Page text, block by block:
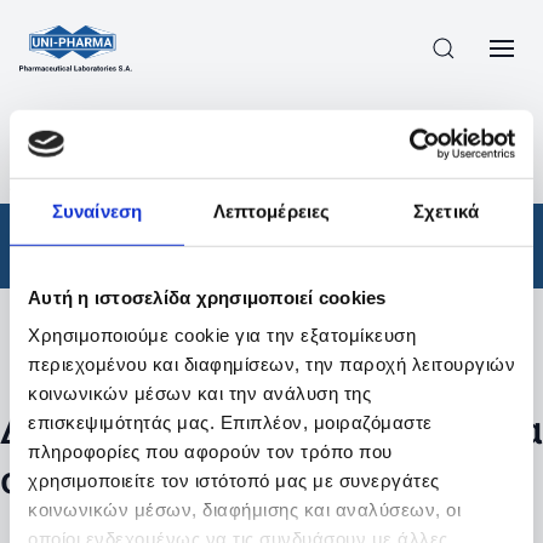
Συναίνεση Λεπτομέρειες Σχετικά
Αυτή η ιστοσελίδα χρησιμοποιεί cookies
Χρησιμοποιούμε cookie για την εξατομίκευση
περιεχομένου και διαφημίσεων, την παροχή λειτουργιών
κοινωνικών μέσων και την ανάλυση της
επισκεψιμότητάς μας. Επιπλέον, μοιραζόμαστε
πληροφορίες που αφορούν τον τρόπο που
χρησιμοποιείτε τον ιστότοπό μας με συνεργάτες
κοινωνικών μέσων, διαφήμισης και αναλύσεων, οι
οποίοι ενδεχομένως να τις συνδυάσουν με άλλες
ΠΡΟΪΟΝΤΑ ΣΥΝΤΑΓΟΓΡΑΦΟΎΜΕΝΑ
/
ΑΠΟΤΕΛΕΣΜΑΤΑ ΑΝΑΖΗΤΗΣΗΣ
Φάρμακα / Συνταγογραφούμενα
Φίλτρα
Δεν βρέθηκαν προϊόντα με τα
συγκεκριμένα φίλτρα